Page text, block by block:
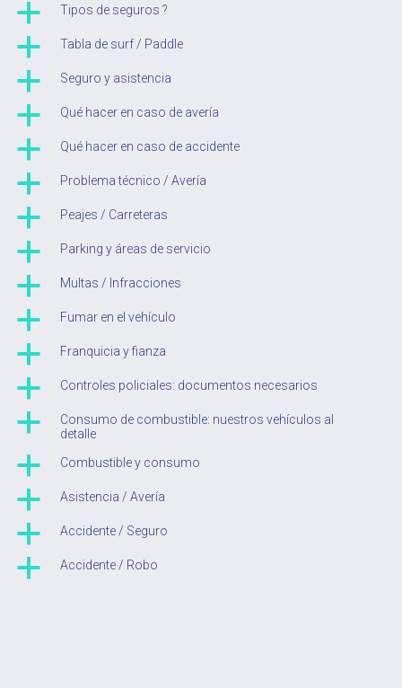
a Tipos de seguros ?
a Tabla de surf / Paddle
a Seguro y asistencia
a Qué hacer en caso de avería
a Qué hacer en caso de accidente
a Problema técnico / Avería
a Peajes / Carreteras
a Parking y áreas de servicio
a Multas / Infracciones
a Fumar en el vehículo
a Franquicia y fianza
a Controles policiales: documentos necesarios
a
Consumo de combustible: nuestros vehículos al
detalle
a Combustible y consumo
a Asistencia / Avería
a Accidente / Seguro
a Accidente / Robo